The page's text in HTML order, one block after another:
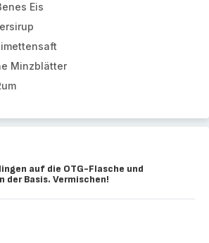
Eis
Minzblätter
auf die OTG-Flasche und
der Basis. Vermischen!